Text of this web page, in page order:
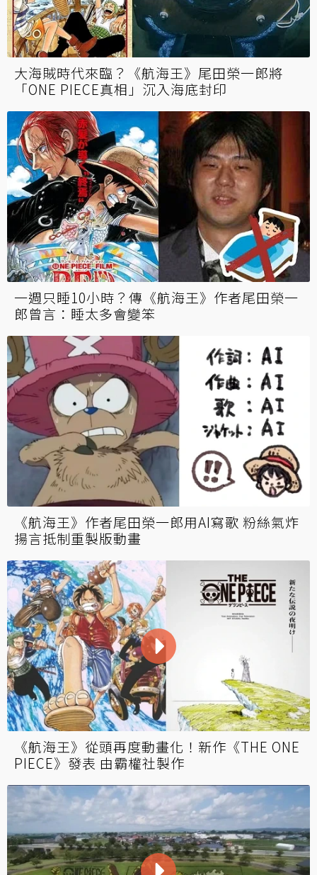
大海賊時代來臨？《航海王》尾田榮一郎將
「ONE PIECE真相」沉入海底封印
一週只睡10小時？傳《航海王》作者尾田榮一
郎曾言：睡太多會變笨
《航海王》作者尾田榮一郎用AI寫歌 粉絲氣炸
揚言抵制重製版動畫
《航海王》從頭再度動畫化！新作《THE ONE
PIECE》發表 由霸權社製作